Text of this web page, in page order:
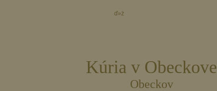
ď»ż
Kúria v Obeckove
Obeckov